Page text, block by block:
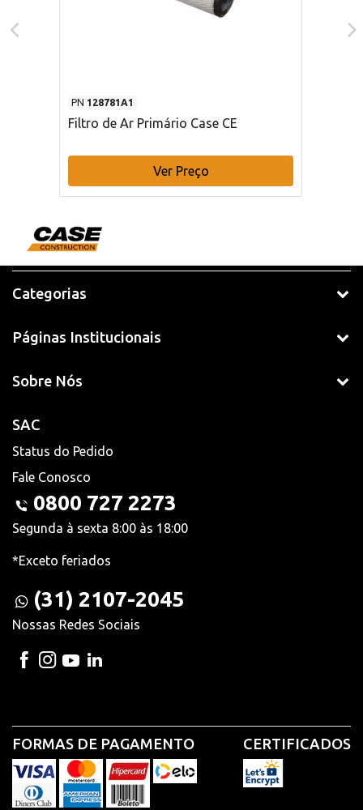
PN 128781A1
Filtro de Ar Primário Case CE
Ver Preço
Categorias
Páginas Institucionais
Sobre Nós
SAC
Status do Pedido
Fale Conosco
0800 727 2273
Segunda à sexta 8:00 às 18:00
*Exceto feriados
(31) 2107-2045
Nossas Redes Sociais
FORMAS DE PAGAMENTO CERTIFICADOS